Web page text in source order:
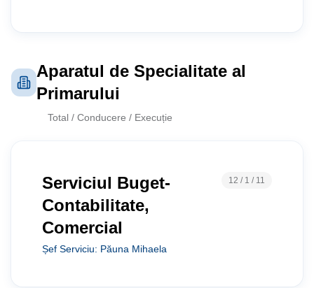
Aparatul de Specialitate al
Primarului
Total / Conducere / Execuție
Serviciul Buget-
Contabilitate,
Comercial
Șef Serviciu: Păuna Mihaela
12 / 1 / 11